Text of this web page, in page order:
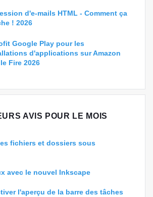
d'e-mails HTML - Comment ça
! 2026
Google Play pour les
d'applications sur Amazon
Fire 2026
AVIS POUR LE MOIS
fichiers et dossiers sous
avec le nouvel Inkscape
l'aperçu de la barre des tâches